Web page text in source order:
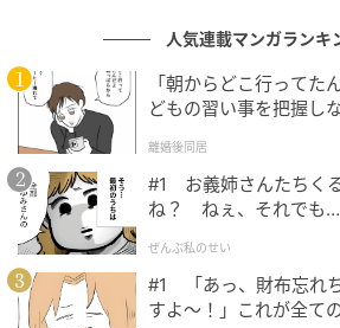
人気連載マンガランキ
「朝からどこ行ってた
どもの習い事を把握し
離婚後同居
#1 お義姉さんたちく
ね？ ねぇ、それでも…
ぜんぶ私のせい
#1 「あっ、財布忘れ
すよ〜！」これが全て